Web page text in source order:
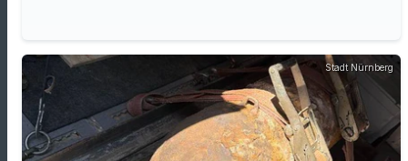
Stadt Nürnberg